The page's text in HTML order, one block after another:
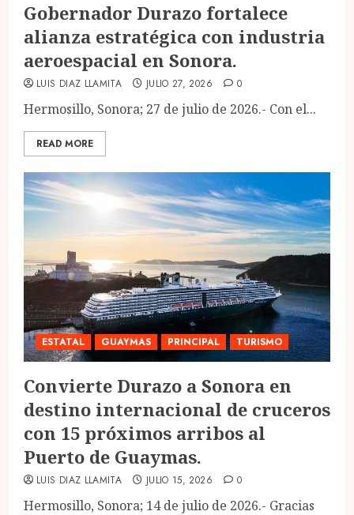
Gobernador Durazo fortalece
alianza estratégica con industria
aeroespacial en Sonora.
LUIS DIAZ LLAMITA JULIO 27, 2026 0
Hermosillo, Sonora; 27 de julio de 2026.- Con el...
READ MORE
ESTATAL GUAYMAS PRINCIPAL TURISMO
Convierte Durazo a Sonora en
destino internacional de cruceros
con 15 próximos arribos al
Puerto de Guaymas.
LUIS DIAZ LLAMITA JULIO 15, 2026 0
Hermosillo, Sonora; 14 de julio de 2026.- Gracias